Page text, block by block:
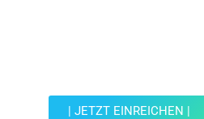
| JETZT EINREICHEN |